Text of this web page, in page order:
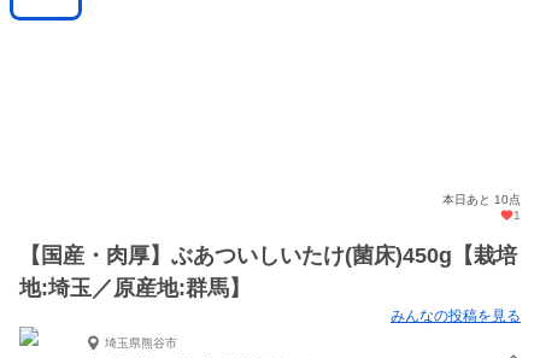
本日あと 10点
1
【国産・肉厚】ぶあついしいたけ(菌床)450g【栽培
地:埼玉／原産地:群馬】
みんなの投稿を見る
埼玉県熊谷市